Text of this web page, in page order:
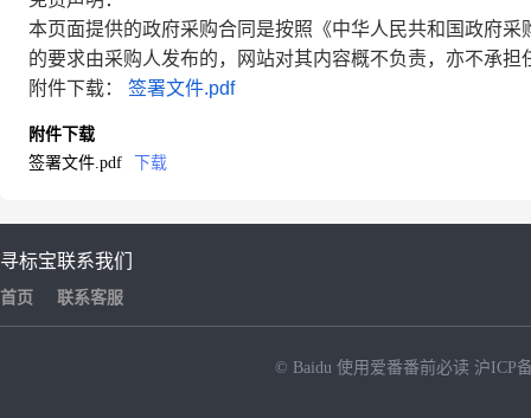
本页面提供的政府采购合同是按照《中华人民共和国政府采
的要求由采购人发布的，网站对其内容概不负责，亦不承担
附件下载： 签署文件.pdf
附件下载
签署文件.pdf
下载
寻标宝
首页
联系我们
联系客服
© Baidu 使用爱番番前必读 沪ICP